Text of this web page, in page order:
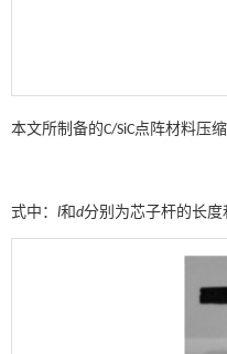
本文所制备的C/SiC点阵材料压
式中： l和d分别为芯子杆的长度